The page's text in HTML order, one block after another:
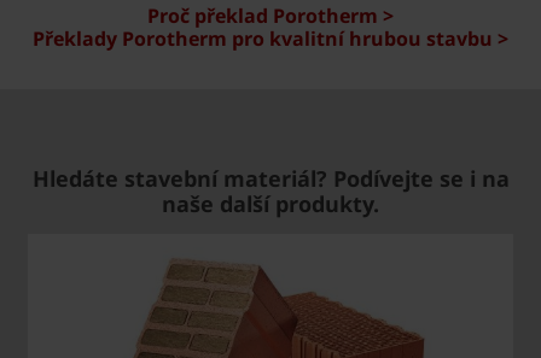
Proč překlad Porotherm >
Překlady Porotherm pro kvalitní hrubou stavbu >
Hledáte stavební materiál? Podívejte se i na
naše další produkty.